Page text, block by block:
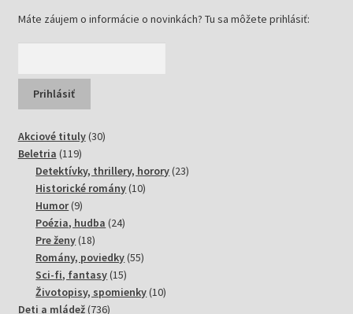
Máte záujem o informácie o novinkách? Tu sa môžete prihlásiť:
Akciové tituly 3030
Beletria 119119
produktov
Detektívky, thrillery, horory 2323
Historické romány 1010
Humor 99
produktov
Poézia, hudba 2424
Pre ženy 1818
produktov
Romány, poviedky 5555
Sci-fi, fantasy 1515
produktov
Životopisy, spomienky 1010
Deti a mládež 736736